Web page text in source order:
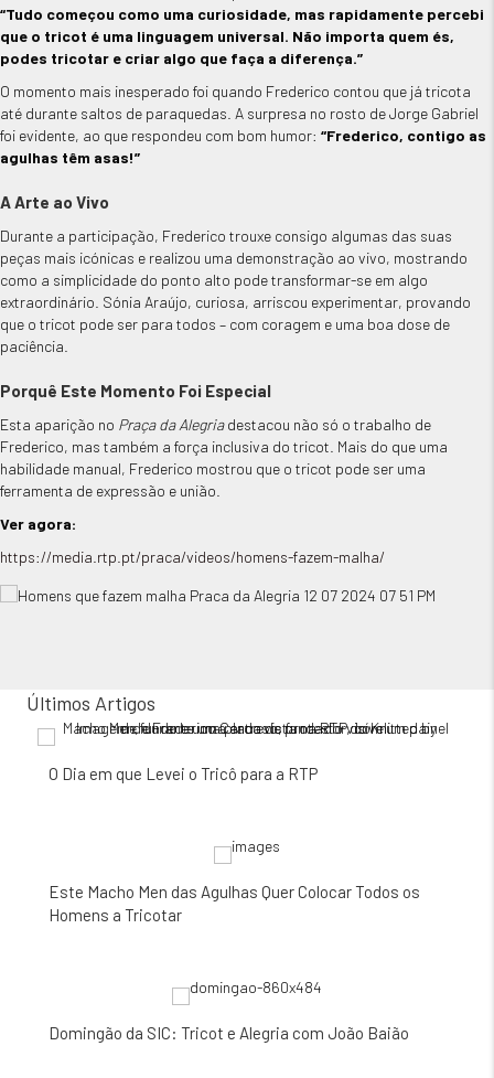
“Tudo começou como uma curiosidade, mas rapidamente percebi
que o tricot é uma linguagem universal. Não importa quem és,
podes tricotar e criar algo que faça a diferença.”
O momento mais inesperado foi quando Frederico contou que já tricota
até durante saltos de paraquedas. A surpresa no rosto de Jorge Gabriel
foi evidente, ao que respondeu com bom humor: “Frederico, contigo as
agulhas têm asas!”
A Arte ao Vivo
Durante a participação, Frederico trouxe consigo algumas das suas
peças mais icónicas e realizou uma demonstração ao vivo, mostrando
como a simplicidade do ponto alto pode transformar-se em algo
extraordinário. Sónia Araújo, curiosa, arriscou experimentar, provando
que o tricot pode ser para todos – com coragem e uma boa dose de
paciência.
Porquê Este Momento Foi Especial
Esta aparição no Praça da Alegriadestacou não só o trabalho de
Frederico, mas também a força inclusiva do tricot. Mais do que uma
habilidade manual, Frederico mostrou que o tricot pode ser uma
ferramenta de expressão e união.
Ver agora:
https://media.rtp.pt/praca/videos/homens-fazem-malha/
Últimos Artigos
O Dia em que Levei o Tricô para a RTP
Este Macho Men das Agulhas Quer Colocar Todos os
Homens a Tricotar
Domingão da SIC: Tricot e Alegria com João Baião